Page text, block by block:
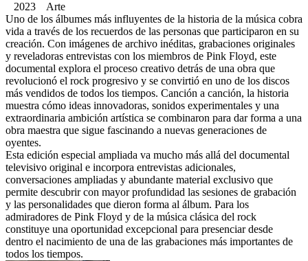
2023 Arte
Uno de los álbumes más influyentes de la historia de la música cobra
vida a través de los recuerdos de las personas que participaron en su
creación. Con imágenes de archivo inéditas, grabaciones originales
y reveladoras entrevistas con los miembros de Pink Floyd, este
documental explora el proceso creativo detrás de una obra que
revolucionó el rock progresivo y se convirtió en uno de los discos
más vendidos de todos los tiempos. Canción a canción, la historia
muestra cómo ideas innovadoras, sonidos experimentales y una
extraordinaria ambición artística se combinaron para dar forma a una
obra maestra que sigue fascinando a nuevas generaciones de
oyentes.
Esta edición especial ampliada va mucho más allá del documental
televisivo original e incorpora entrevistas adicionales,
conversaciones ampliadas y abundante material exclusivo que
permite descubrir con mayor profundidad las sesiones de grabación
y las personalidades que dieron forma al álbum. Para los
admiradores de Pink Floyd y de la música clásica del rock
constituye una oportunidad excepcional para presenciar desde
dentro el nacimiento de una de las grabaciones más importantes de
todos los tiempos.